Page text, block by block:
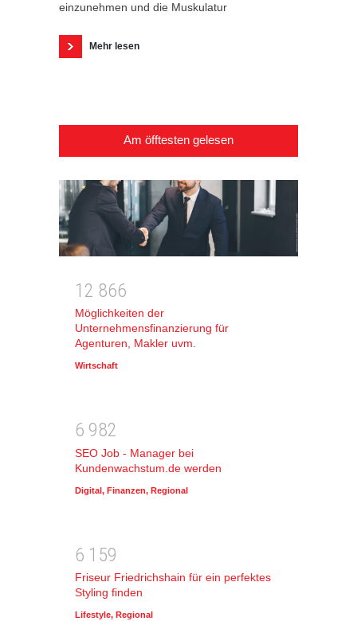
einzunehmen und die Muskulatur
Mehr lesen
Am öfftesten gelesen
1 2 866
Möglichkeiten der
Unternehmensfinanzierung für
Agenturen, Makler uvm.
Wirtschaft
6 982
SEO Job - Manager bei
Kundenwachstum.de werden
Digital, Finanzen, Regional
6 1 59
Friseur Friedrichshain für ein perfektes
Styling finden
Lifestyle, Regional